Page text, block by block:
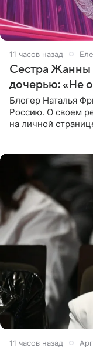
11 часов назад
Сестра Жанны
дочерью: «Не
Блогер Наталья
Россию. О своем
на личной
11 часов назад